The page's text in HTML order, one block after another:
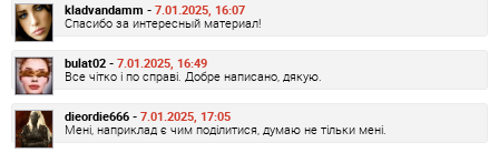
kladvandamm - 7.01.2025, 16:07
Спасибо за интересный материал!
bulat02 - 7.01.2025, 16:49
Все чітко і по справі. Добре написано, дякую.
dieordie666 - 7.01.2025, 17:05
Мені, наприклад є чим поділитися, думаю не тільки мені.